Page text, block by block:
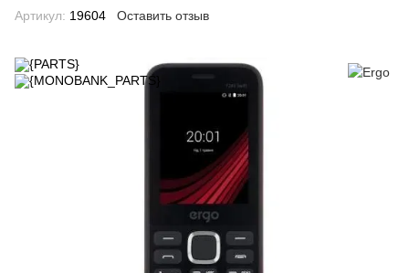
Артикул: 19604 Оставить отзыв